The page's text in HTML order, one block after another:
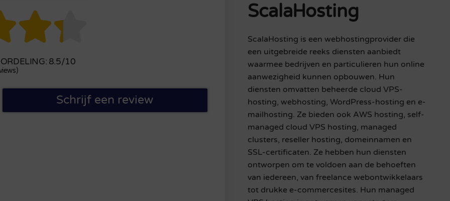

8.5/10
Schrijf een review
ScalaHosting
ScalaHosting is een webhostingprovider die
een uitgebreide reeks diensten aanbiedt
waarmee bedrijven en particulieren hun online
aanwezigheid kunnen opbouwen. Hun
diensten omvatten beheerde cloud VPS-
hosting, webhosting, WordPress-hosting en e-
mailhosting. Ze bieden ook AWS hosting, self-
managed cloud VPS hosting, managed
clusters, reseller hosting, domeinnamen en
SSL-certificaten. Ze hebben hun diensten
ontworpen om te voldoen aan de behoeften
van iedereen, van freelance webontwikkelaars
tot drukke e-commercesites. Hun managed